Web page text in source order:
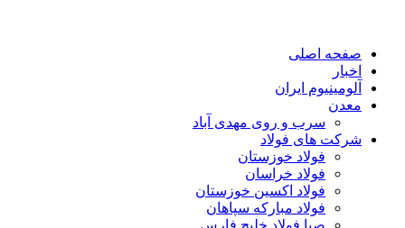
صفحه اصلی
اخبار
آلومینیوم ایران
معدن
سرب و روی مهدی آباد
شرکت های فولاد
فولاد خوزستان
فولاد خراسان
فولاد اکسین خوزستان
فولاد مبارکه سپاهان
صبا فولاد خلیج فارس